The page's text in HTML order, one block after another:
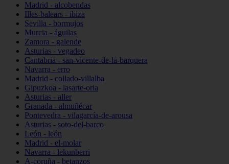
Madrid - alcobendas
Illes-balears - ibiza
Sevilla - bormujos
Murcia - águilas
Zamora - galende
Asturias - vegadeo
Cantabria - san-vicente-de-la-barquera
Navarra - erro
Madrid - collado-villalba
Gipuzkoa - lasarte-oria
Asturias - aller
Granada - almuñécar
Pontevedra - vilagarcía-de-arousa
Asturias - soto-del-barco
León - león
Madrid - el-molar
Navarra - lekunberri
A-coruña - betanzos